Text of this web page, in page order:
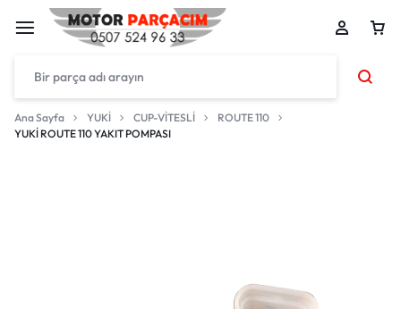
Ana Sayfa YUKİ CUP-VİTESLİ
ROUTE 110
YUKİ ROUTE 110 YAKIT POMPASI